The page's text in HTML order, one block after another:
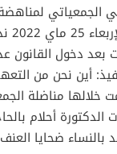
الجمعياتي
التنفيذ: أين نحن من
خلالها مناضلة
الدكتورة أحلام
بالنساء ضحايا